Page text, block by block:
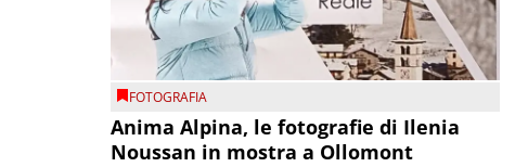
FOTOGRAFIA
Anima Alpina, le fotografie di Ilenia
Noussan in mostra a Ollomont